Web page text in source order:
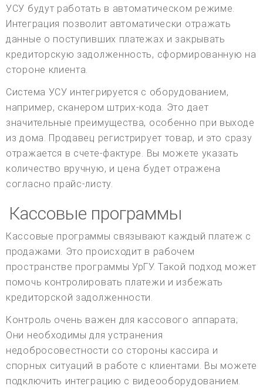
УСУ будут работать в автоматическом режиме.
Интеграция позволит автоматически отражать
данные о поступивших платежах и закрывать
кредиторскую задолженность, сформированную на
стороне клиента.
Система УСУ интегрируется с оборудованием,
например, сканером штрих-кода. Это дает
значительные преимущества, особенно при выходе
из дома. Продавец регистрирует товар, и это сразу
отражается в счете-фактуре. Вы можете указать
количество вручную, и цена будет отражена
согласно прайс-листу.
Кассовые программы
Кассовые программы связывают каждый платеж с
продажами. Это происходит в рабочем
пространстве программы УрГУ. Такой подход может
помочь контролировать платежи и избежать
кредиторской задолженности.
Контроль очень важен для кассового аппарата;
Они необходимы для устранения
недобросовестности со стороны кассира и
спорных ситуаций в работе с клиентами. Вы можете
подключить интеграцию с видеооборудованием.